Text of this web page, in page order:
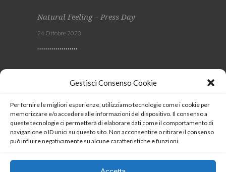
Gestisci Consenso Cookie
Per fornire le migliori esperienze, utilizziamo tecnologie come i cookie per
memorizzare e/o accedere alle informazioni del dispositivo. Il consenso a
queste tecnologie ci permetterà di elaborare dati come il comportamento di
navigazione o ID unici su questo sito. Non acconsentire o ritirare il consenso
può influire negativamente su alcune caratteristiche e funzioni.
Natural Feeling – Press Day
24 Ottobre 2023
SEGUICI
Coockie Policy